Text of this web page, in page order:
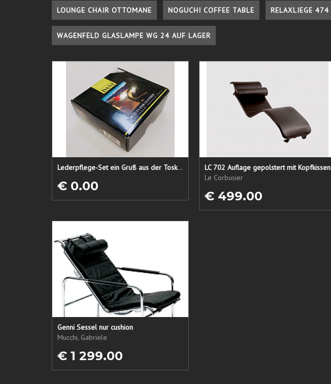
LOUNGE CHAIR OTTOMANE NOGUCHI COFFEE TABLE RELAXLIEGE 474
WAGENFELD GLASLAMPE WG 24 AUF LAGER
Lederpflege-Set ein Gruß aus der Toskana...
€ 0.00
LC 702 Auflage gepolstert mit Kopfkissen
Le Corbusier
€ 499.00
Genni Sessel nur cushion
Mucchi, Gabriele
€ 1 299.00